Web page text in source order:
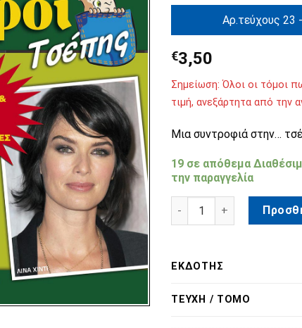
Αρ.τεύχους 23
€3,50
Σημείωση: Όλοι οι τόμοι
τιμή, ανεξάρτητα από την
Μια συντροφιά στην…
19 σε απόθεμα
την παραγγελία
Σταυρόλεξα & Γρίφοι
ΕΚΔΌΤΗΣ
ΤΕΎΧΗ / ΤΌΜΟ